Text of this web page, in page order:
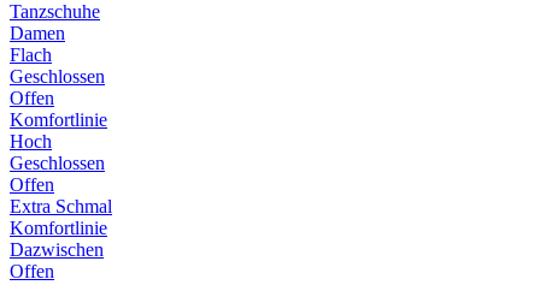
Tanzschuhe
Damen
Flach
Geschlossen
Offen
Komfortlinie
Hoch
Geschlossen
Offen
Extra Schmal
Komfortlinie
Dazwischen
Offen